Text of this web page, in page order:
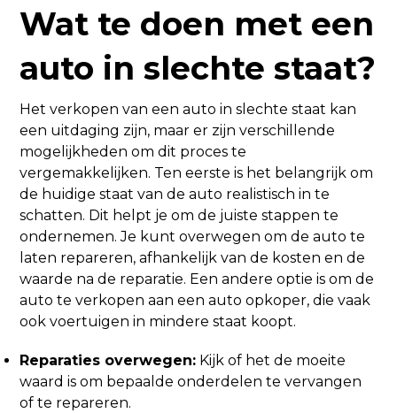
Wat te doen met een
auto in slechte staat?
Het verkopen van een auto in slechte staat kan
een uitdaging zijn, maar er zijn verschillende
mogelijkheden om dit proces te
vergemakkelijken. Ten eerste is het belangrijk om
de huidige staat van de auto realistisch in te
schatten. Dit helpt je om de juiste stappen te
ondernemen. Je kunt overwegen om de auto te
laten repareren, afhankelijk van de kosten en de
waarde na de reparatie. Een andere optie is om de
auto te verkopen aan een auto opkoper, die vaak
ook voertuigen in mindere staat koopt.
Reparaties overwegen: Kijk of het de moeite
waard is om bepaalde onderdelen te vervangen
of te repareren.